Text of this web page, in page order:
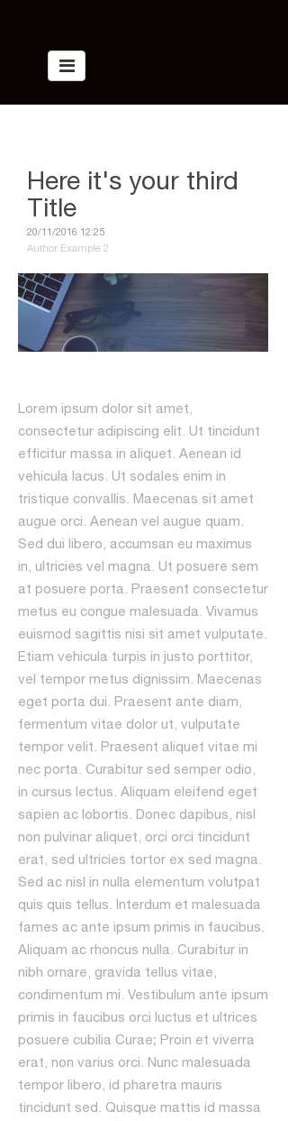
Here it's your third
Title
20/11/2016 12:25
Author Example 2
Lorem ipsum dolor sit amet,
consectetur adipiscing elit. Ut tincidunt
efficitur massa in aliquet. Aenean id
vehicula lacus. Ut sodales enim in
tristique convallis. Maecenas sit amet
augue orci. Aenean vel augue quam.
Sed dui libero, accumsan eu maximus
in, ultricies vel magna. Ut posuere sem
at posuere porta. Praesent consectetur
metus eu congue malesuada. Vivamus
euismod sagittis nisi sit amet vulputate.
Etiam vehicula turpis in justo porttitor,
vel tempor metus dignissim. Maecenas
eget porta dui. Praesent ante diam,
fermentum vitae dolor ut, vulputate
tempor velit. Praesent aliquet vitae mi
nec porta. Curabitur sed semper odio,
in cursus lectus. Aliquam eleifend eget
sapien ac lobortis. Donec dapibus, nisl
non pulvinar aliquet, orci orci tincidunt
erat, sed ultricies tortor ex sed magna.
Sed ac nisl in nulla elementum volutpat
quis quis tellus. Interdum et malesuada
fames ac ante ipsum primis in faucibus.
Aliquam ac rhoncus nulla. Curabitur in
nibh ornare, gravida tellus vitae,
condimentum mi. Vestibulum ante ipsum
primis in faucibus orci luctus et ultrices
posuere cubilia Curae; Proin et viverra
erat, non varius orci. Nunc malesuada
tempor libero, id pharetra mauris
tincidunt sed. Quisque mattis id massa